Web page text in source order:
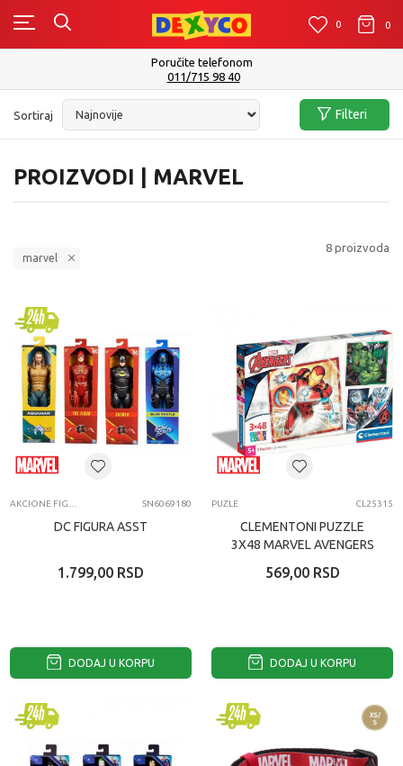
0 0 0
Poručite telefonom
011/715 98 40
PROIZVODI | MARVEL
Sortiraj Filteri
marvel
8 proizvoda
SN6069180
DC FIGURA ASST
1.799,00 RSD
DODAJ U KORPU
PUZLE CL25315
CLEMENTONI PUZZLE
3X48 MARVEL AVENGERS
569,00 RSD
DODAJ U KORPU